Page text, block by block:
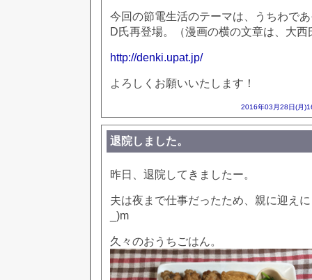
今回の節電生活のテーマは、うちわで
D氏再登場。（漫画の横の文章は、大
http://denki.upat.jp/
よろしくお願いいたします！
2016年03月28日(月
退院しました。
昨日、退院してきましたー。
夫は夜まで仕事だったため、親に迎え
_)m
久々のおうちごはん。